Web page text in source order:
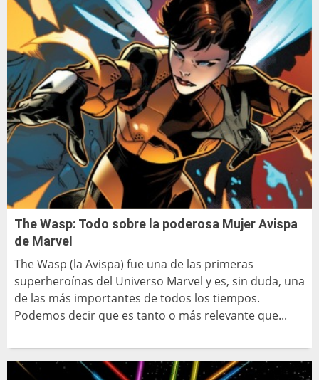
The Wasp: Todo sobre la poderosa Mujer Avispa
de Marvel
The Wasp (la Avispa) fue una de las primeras
superheroínas del Universo Marvel y es, sin duda, una
de las más importantes de todos los tiempos.
Podemos decir que es tanto o más relevante que...